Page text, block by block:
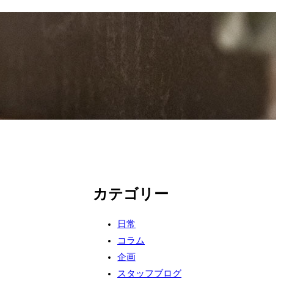
カテゴリー
日常
コラム
企画
スタッフブログ